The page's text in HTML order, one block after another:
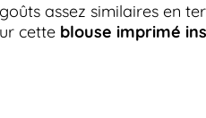
assez similaires en
cette blouse imprimé